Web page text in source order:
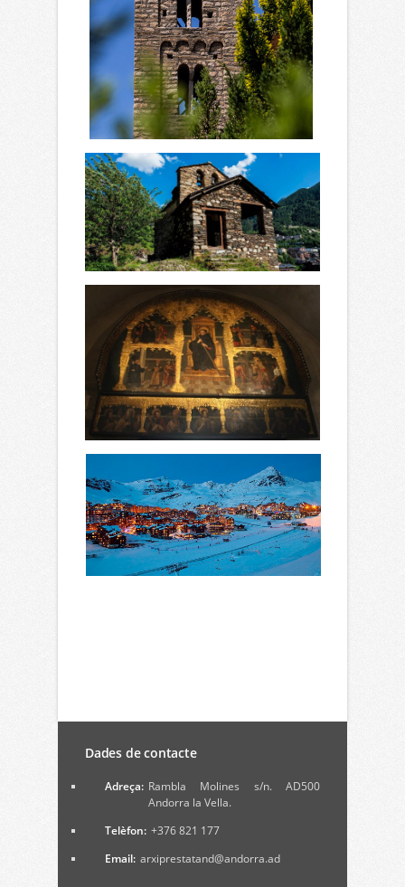
Dades de contacte
Adreça: Rambla Molines s/n. AD500
Andorra la Vella.
Telèfon: +376 821 177
Email: arxiprestatand@andorra.ad